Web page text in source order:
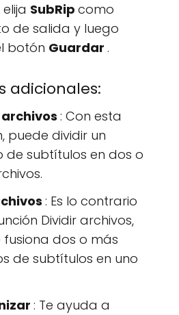
SubRip como
de salida y luego
botón Guardar .
adicionales:
: Con esta
puede dividir un
de subtítulos en dos o
: Es lo contrario
Dividir archivos,
dos o más
de subtítulos en uno
: Te ayuda a